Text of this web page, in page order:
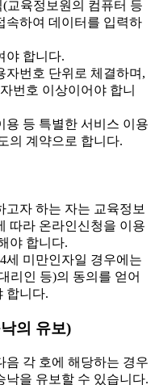
교육정보원의 컴퓨터 등
속하여 데이터를 입력하
야 합니다.
번호 단위로 체결하며,
번호 이상이어야 합니
등 특별한 서비스 이용
의 계약으로 합니다.
자 하는 자는 교육정보
따라 온라인신청을 이용
야 합니다.
미만인자일 경우에는
리인 등)의 동의를 얻어
합니다.
의 유보)
각 호에 해당하는 경우
낙을 유보할 수 있습니다.